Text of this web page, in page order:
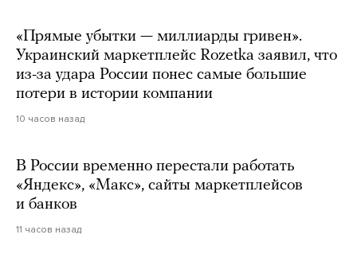
«Прямые убытки — миллиарды гривен».
Украинский маркетплейс Rozetka заявил, что
из-за удара России понес самые большие
потери в истории компании
10 часов назад
В России временно перестали работать
«Яндекс», «Макс», сайты маркетплейсов
и банков
11 часов назад